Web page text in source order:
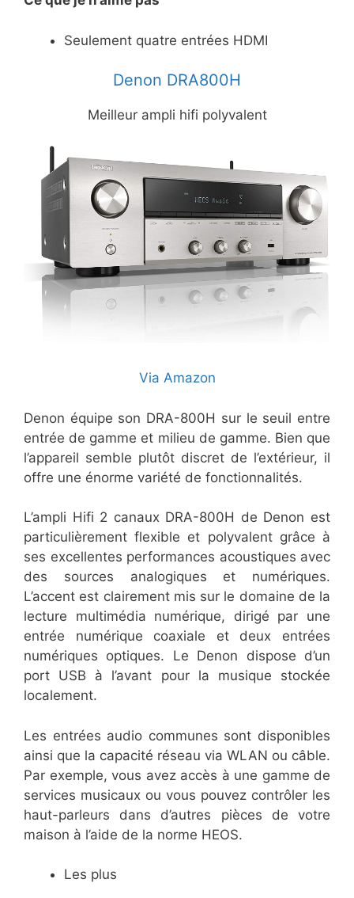
Seulement quatre entrées HDMI
Denon DRA800H
Meilleur ampli hifi polyvalent
Via Amazon
Denon équipe son DRA-800H sur le seuil entre
entrée de gamme et milieu de gamme. Bien que
l’appareil semble plutôt discret de l’extérieur, il
offre une énorme variété de fonctionnalités.
L’ampli Hifi 2 canaux DRA-800H de Denon est
particulièrement flexible et polyvalent grâce à
ses excellentes performances acoustiques avec
des sources analogiques et numériques.
L’accent est clairement mis sur le domaine de la
lecture multimédia numérique, dirigé par une
entrée numérique coaxiale et deux entrées
numériques optiques. Le Denon dispose d’un
port USB à l’avant pour la musique stockée
localement.
Les entrées audio communes sont disponibles
ainsi que la capacité réseau via WLAN ou câble.
Par exemple, vous avez accès à une gamme de
services musicaux ou vous pouvez contrôler les
haut-parleurs dans d’autres pièces de votre
maison à l’aide de la norme HEOS.
Les plus